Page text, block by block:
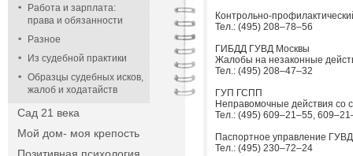
Работа и зарплата:
права и обязанности
Разное
Из судебной практики
Образцы судебных исков,
жалоб и ходатайств
Сад 21 века
Мой дом- моя крепость
Контрольно-
Тел.: (495) 208–78–56
ГИБДД ГУВД Москвы
Жалобы на незаконные
Тел.: (495) 208–47–32
ГУП ГСПП
Неправомочные действия со
Тел.: (495) 609–21–55,
Паспортное управление
Тел.: (495) 230–72–24